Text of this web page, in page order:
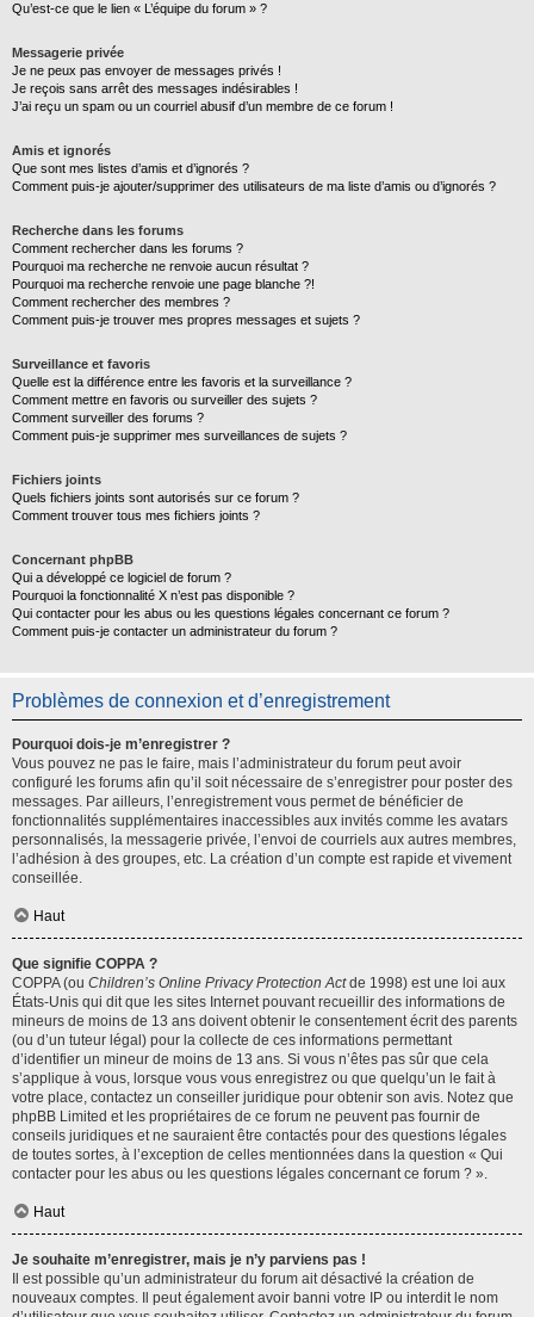
Qu’est-ce que le lien « L’équipe du forum » ?
Messagerie privée
Je ne peux pas envoyer de messages privés !
Je reçois sans arrêt des messages indésirables !
J’ai reçu un spam ou un courriel abusif d’un membre de ce forum !
Amis et ignorés
Que sont mes listes d’amis et d’ignorés ?
Comment puis-je ajouter/supprimer des utilisateurs de ma liste d’amis ou d’ignorés ?
Recherche dans les forums
Comment rechercher dans les forums ?
Pourquoi ma recherche ne renvoie aucun résultat ?
Pourquoi ma recherche renvoie une page blanche ?!
Comment rechercher des membres ?
Comment puis-je trouver mes propres messages et sujets ?
Surveillance et favoris
Quelle est la différence entre les favoris et la surveillance ?
Comment mettre en favoris ou surveiller des sujets ?
Comment surveiller des forums ?
Comment puis-je supprimer mes surveillances de sujets ?
Fichiers joints
Quels fichiers joints sont autorisés sur ce forum ?
Comment trouver tous mes fichiers joints ?
Concernant phpBB
Qui a développé ce logiciel de forum ?
Pourquoi la fonctionnalité X n’est pas disponible ?
Qui contacter pour les abus ou les questions légales concernant ce forum ?
Comment puis-je contacter un administrateur du forum ?
Problèmes de connexion et d’enregistrement
Pourquoi dois-je m’enregistrer ?
Vous pouvez ne pas le faire, mais l’administrateur du forum peut avoir
configuré les forums afin qu’il soit nécessaire de s’enregistrer pour poster des
messages. Par ailleurs, l’enregistrement vous permet de bénéficier de
fonctionnalités supplémentaires inaccessibles aux invités comme les avatars
personnalisés, la messagerie privée, l’envoi de courriels aux autres membres,
l’adhésion à des groupes, etc. La création d’un compte est rapide et vivement
conseillée.
Haut
Que signifie COPPA ?
COPPA (ou Children’s Online Privacy Protection Actde 1998) est une loi aux
États-Unis qui dit que les sites Internet pouvant recueillir des informations de
mineurs de moins de 13 ans doivent obtenir le consentement écrit des parents
(ou d’un tuteur légal) pour la collecte de ces informations permettant
d’identifier un mineur de moins de 13 ans. Si vous n’êtes pas sûr que cela
s’applique à vous, lorsque vous vous enregistrez ou que quelqu’un le fait à
votre place, contactez un conseiller juridique pour obtenir son avis. Notez que
phpBB Limited et les propriétaires de ce forum ne peuvent pas fournir de
conseils juridiques et ne sauraient être contactés pour des questions légales
de toutes sortes, à l’exception de celles mentionnées dans la question « Qui
contacter pour les abus ou les questions légales concernant ce forum ? ».
Haut
Je souhaite m’enregistrer, mais je n’y parviens pas !
Il est possible qu’un administrateur du forum ait désactivé la création de
nouveaux comptes. Il peut également avoir banni votre IP ou interdit le nom